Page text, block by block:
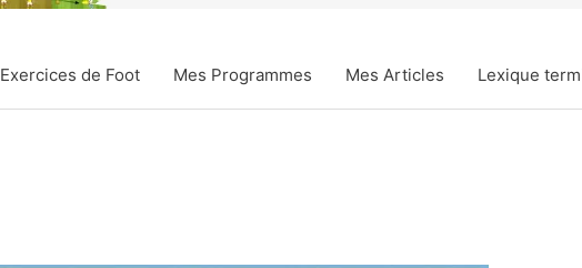
Exercices de Foot Mes Programmes Mes Articles Lexique